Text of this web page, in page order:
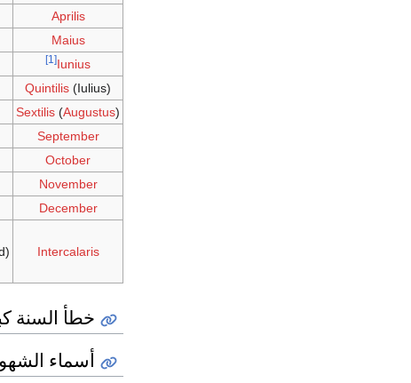
Aprilis
Maius
Iunius
[1]
Quintilis (Iulius)
Sextilis (Augustus)
September
October
November
December
Intercalaris
(inserted between the shortened
خطأ السنة
أسماء